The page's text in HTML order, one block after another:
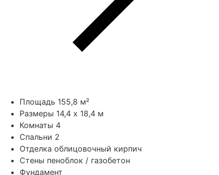
Площадь 155,8 м²
Размеры 14,4 x 18,4 м
Комнаты 4
Спальни 2
Отделка облицовочный кирпич
Стены пеноблок / газобетон
Фундамент